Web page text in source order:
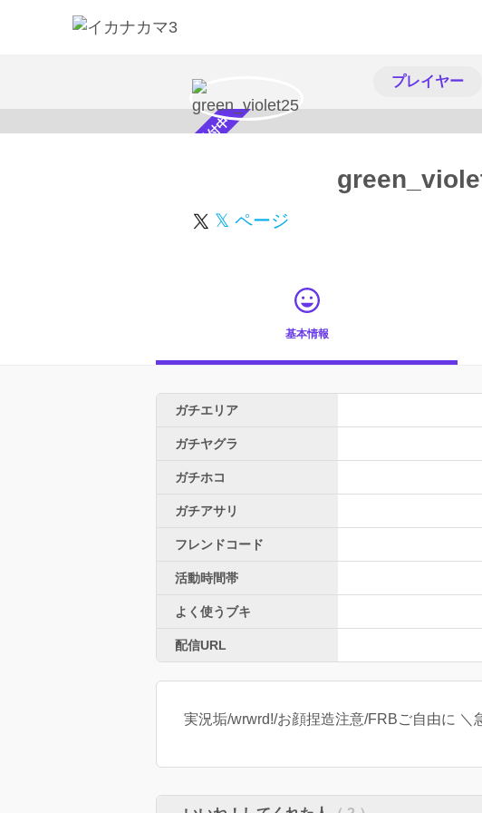
プレイヤー
スカウト受付中
𝕏 ページ
基本情報
ガチエリア
ガチヤグラ
ガチホコ
ガチアサリ
フレンドコード
活動時間帯
よく使うブキ
配信URL
実況垢/wrwrd!/お顔捏造注意/FRBご自由に ＼